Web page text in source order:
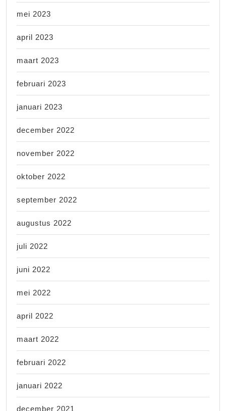
mei 2023
april 2023
maart 2023
februari 2023
januari 2023
december 2022
november 2022
oktober 2022
september 2022
augustus 2022
juli 2022
juni 2022
mei 2022
april 2022
maart 2022
februari 2022
januari 2022
december 2021